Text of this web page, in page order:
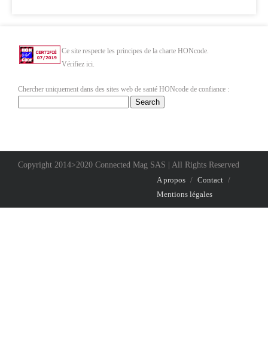
Ce site respecte les principes de la charte HONcode.
Vérifiez ici.
Chercher uniquement dans des sites web de santé HONcode de confiance :
Copyright 2014>2020 Connected Mag SAS | All Rights Reserved
A propos / Contact /
Mentions légales